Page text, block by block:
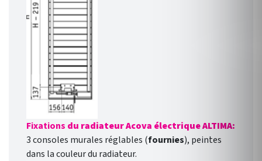
Fixations du radiateur Acova électrique ALTIMA:
3 consoles murales réglables (fournies), peintes
dans la couleur du radiateur.